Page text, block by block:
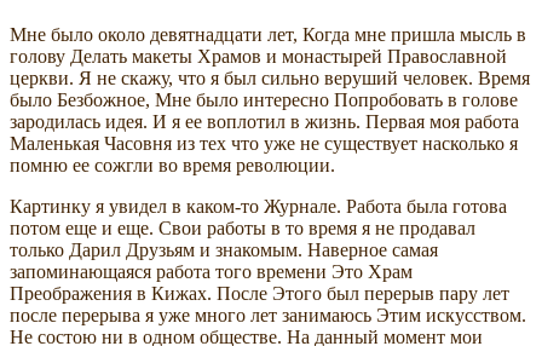
Мне было около девятнадцати лет, Когда мне пришла мысль в
голову Делать макеты Храмов и монастырей Православной
церкви. Я не скажу, что я был сильно веруший человек. Время
было Безбожное, Мне было интересно Попробовать в голове
зародилась идея. И я ее воплотил в жизнь. Первая моя работа
Маленькая Часовня из тех что уже не существует насколько я
помню ее сожгли во время революции.
Картинку я увидел в каком-то Журнале. Работа была готова
потом еще и еще. Свои работы в то время я не продавал
только Дарил Друзьям и знакомым. Наверное самая
запоминающаяся работа того времени Это Храм
Преображения в Кижах. После Этого был перерыв пару лет
после перерыва я уже много лет занимаюсь Этим искусством.
Не состою ни в одном обществе. На данный момент мои